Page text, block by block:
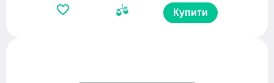
Купити